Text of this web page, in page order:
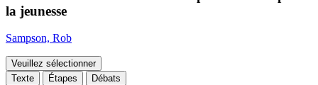
la jeunesse
Sampson, Rob
Veuillez sélectionner
Texte
Étapes Débats